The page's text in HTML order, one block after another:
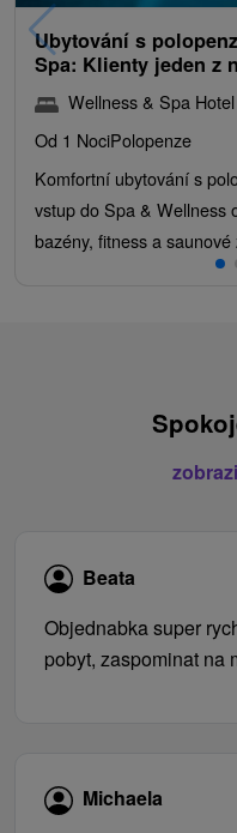
Ubytování s
Spa: Klienty jeden z
Wellness & Spa
Od 1 NociPolopenze
Komfortní ubytování s
vstup do Spa & Wellness
bazény, fitness a saunové
Beata
Objednabka super
pobyt, zaspominat na
Michaela